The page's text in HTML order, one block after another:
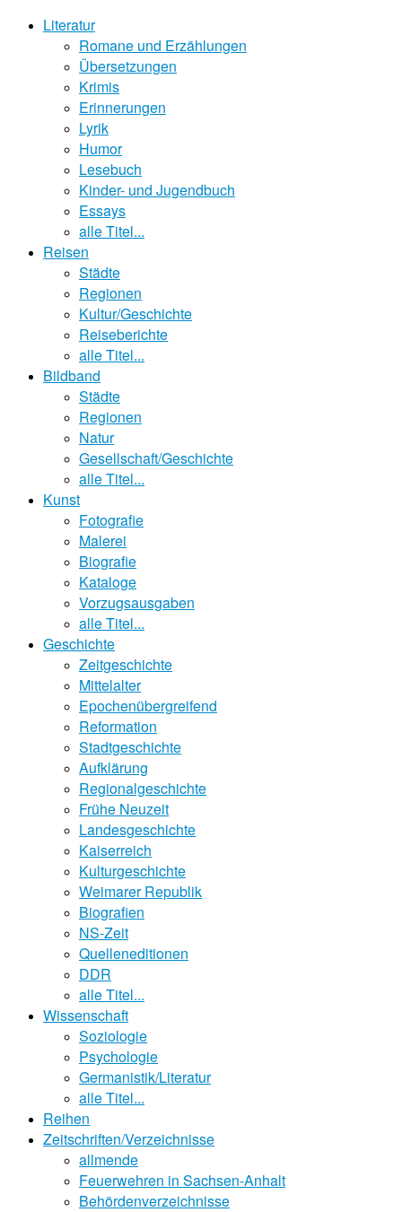
Literatur
Romane und Erzählungen
Übersetzungen
Krimis
Erinnerungen
Lyrik
Humor
Lesebuch
Kinder- und Jugendbuch
Essays
alle Titel...
Reisen
Städte
Regionen
Kultur/Geschichte
Reiseberichte
alle Titel...
Bildband
Städte
Regionen
Natur
Gesellschaft/Geschichte
alle Titel...
Kunst
Fotografie
Malerei
Biografie
Kataloge
Vorzugsausgaben
alle Titel...
Geschichte
Zeitgeschichte
Mittelalter
Epochenübergreifend
Reformation
Stadtgeschichte
Aufklärung
Regionalgeschichte
Frühe Neuzeit
Landesgeschichte
Kaiserreich
Kulturgeschichte
Weimarer Republik
Biografien
NS-Zeit
Quelleneditionen
DDR
alle Titel...
Wissenschaft
Soziologie
Psychologie
Germanistik/Literatur
alle Titel...
Reihen
Zeitschriften/Verzeichnisse
allmende
Feuerwehren in Sachsen-Anhalt
Behördenverzeichnisse